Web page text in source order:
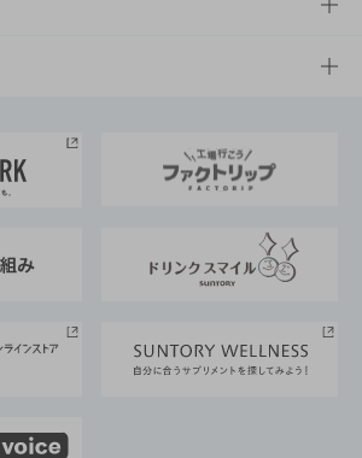
ーズ大阪
TOP
えるサステナビリティ経営